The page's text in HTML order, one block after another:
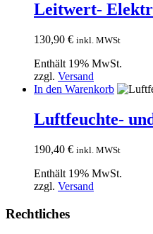
Leitwert-
130,90 € inkl. MWSt
Enthält 19% MwSt.
zzgl. Versand
In den Warenkorb
Luftfeuchte-
190,40 € inkl. MWSt
Enthält 19% MwSt.
zzgl. Versand
Rechtliches